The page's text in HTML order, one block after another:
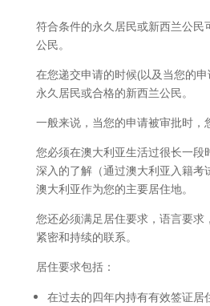
符合条件的永久居民或新西兰公民
公民。
在您递交申请的时候(以及当您的
永久居民或合格的新西兰公民。
一般来说，当您的申请被审批时，
您必须在澳大利亚生活过很长一段
深入的了解（通过澳大利亚入籍考
澳大利亚作为您的主要居住地。
您还必须满足居住要求，语言要求
紧密和持续的联系。
居住要求包括：
在过去的四年内持有有效签证居